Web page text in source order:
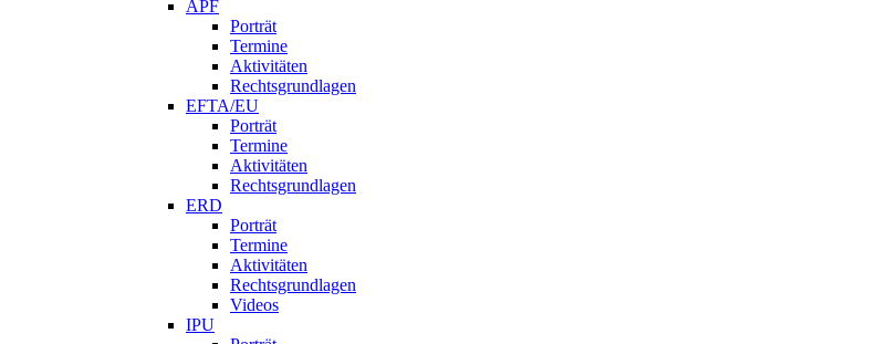
APF
Porträt
Termine
Aktivitäten
Rechtsgrundlagen
EFTA/EU
Porträt
Termine
Aktivitäten
Rechtsgrundlagen
ERD
Porträt
Termine
Aktivitäten
Rechtsgrundlagen
Videos
IPU